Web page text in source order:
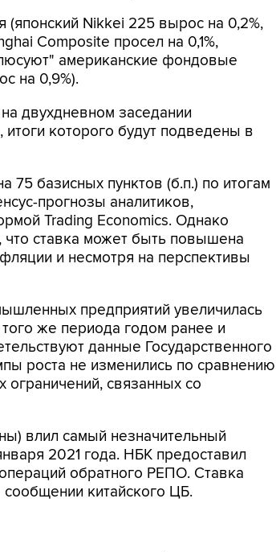
Nikkei 225 вырос на 0,2%,
Composite просел на 0,1%,
американские фондовые
на 0,9%).
двухдневном заседании
которого будут подведены в
базисных пунктов (б.п.) по итогам
прогнозы аналитиков,
Trading Economics. Однако
ставка может быть повышена
и несмотря на перспективы
предприятий увеличилась
же периода годом ранее и
данные Государственного
роста не изменились по сравнению
связанных со
влил самый незначительный
2021 года. НБК предоставил
обратного РЕПО. Ставка
сообщении китайского ЦБ.